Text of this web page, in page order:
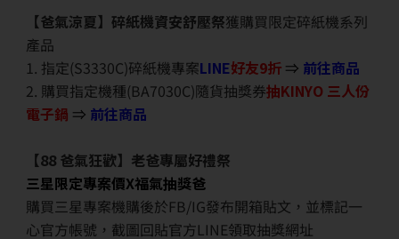
【爸氣涼夏】碎紙機資安舒壓祭獲購買限定碎紙機系列
產品
1. 指定(S3330C)碎紙機專案LINE好友9折 ⇒ 前往商品
2. 購買指定機種(BA7030C)隨貨抽獎券抽KINYO 三人份
電子鍋 ⇒ 前往商品
【88 爸氣狂歡】老爸專屬好禮祭
三星限定專案價X福氣抽獎爸
購買三星專案機購後於FB/IG發布開箱貼文，並標記一
心官方帳號，截圖回貼官方LINE領取抽獎網址